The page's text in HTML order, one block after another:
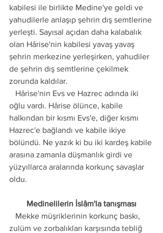
kabilesi ile birlikte Medine'ye geldi ve
yahudilerle anlaşıp şehrin dış semtlerine
yerleşti. Sayısal açıdan daha kalabalık
olan Hârise'nin kabilesi yavaş yavaş
şehrin merkezine yerleşirken, yahudiler
de şehrin dış semtlerine çekilmek
zorunda kaldılar.
oğlu vardı. Hârise ölünce, kabile
halkından bir kısmı Evs'e, diğer kısmı
Hazrec'e bağlandı ve kabile ikiye
bölündü. Ne yazık ki bu iki kardeş kabile
arasına zamanla düşmanlık girdi ve
yüzyıllarca aralarında korkunç savaşlar
oldu.
Medinelilerin İslâm'la tanışması
zulüm ve zorbalıkları karşısında tebliğ